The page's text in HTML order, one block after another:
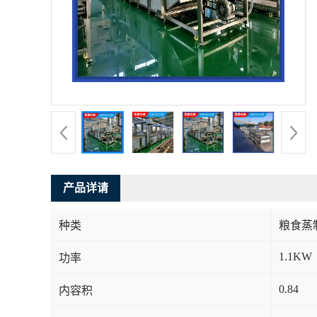
产品详请
种类 粮食蒸
功率 1.1KW
内容积 0.84